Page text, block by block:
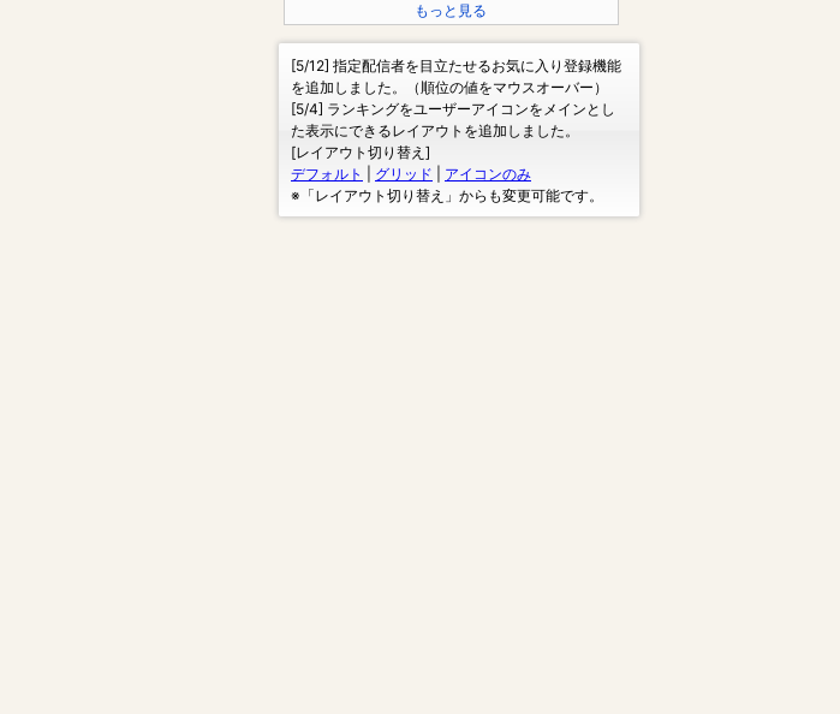
EN VIVO | Emisión del
mediodía del 6 de
もっと見る
[5/12] 指定配信者を目立たせるお気に入り登録機能
を追加しました。（順位の値をマウスオーバー）
[5/4] ランキングをユーザーアイコンをメインとし
た表示にできるレイアウトを追加しました。
[レイアウト切り替え]
デフォルト
グリッド
アイコンのみ
※「レイアウト切り替え」からも変更可能です。